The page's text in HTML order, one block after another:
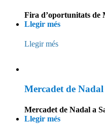
Fira d’oportunitats de
Llegir més
Llegir més
Mercadet de
Mercadet de Nadal a
Llegir més